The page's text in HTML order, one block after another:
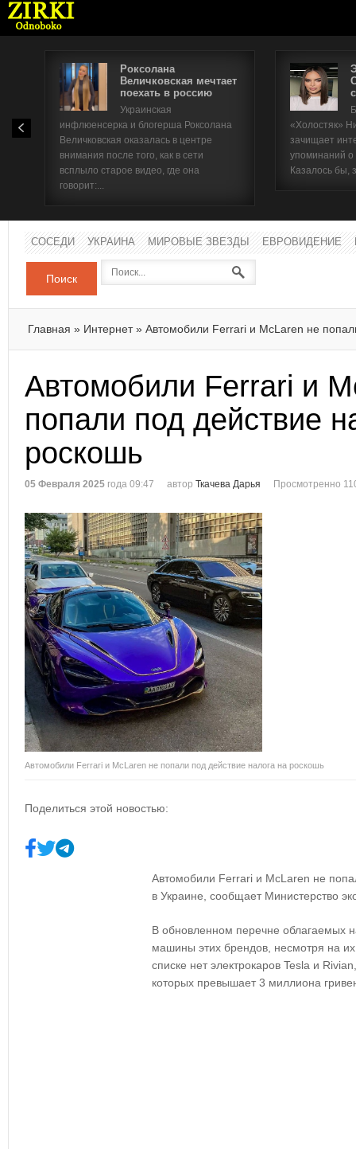
Роксолана
Величковская мечтает
поехать в россию
Украинская
инфлюенсерка и блогерша Роксолана
Величковская оказалась в центре
внимания после того, как в сети
всплыло старое видео, где она
говорит:...
«Холостяк»
зачищает
упоминаний
Казалось бы,
СОСЕДИ УКРАИНА МИРОВЫЕ ЗВЕЗДЫ ЕВРОВИДЕНИЕ
Поиск
Главная » Интернет» Автомобили Ferrari и McLaren не
Автомобили Ferrari и
попали под действие
роскошь
05 Февраля 2025 года 09:47 автор Ткачева Дарья Просмотренно
Автомобили Ferrari и McLaren не попали под действие налога на роскошь
Поделиться этой новостью:
Автомобили Ferrari и McLaren не
в Украине, сообщает Министерство
В обновленном перечне облагаемых
машины этих брендов, несмотря на
списке нет электрокаров Tesla и
которых превышает 3 миллиона
Имя